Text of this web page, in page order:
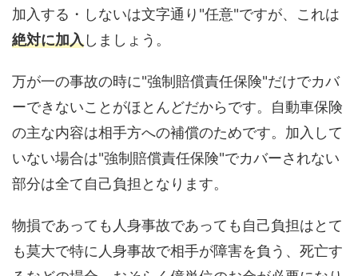
加入する・しないは文字通り"任意"ですが、これは
絶対に加入しましょう。
万が一の事故の時に"強制賠償責任保険"だけでカバ
ーできないことがほとんどだからです。自動車保険
の主な内容は相手方への補償のためです。加入して
いない場合は"強制賠償責任保険"でカバーされない
部分は全て自己負担となります。
物損であっても人身事故であっても自己負担はとて
も莫大で特に人身事故で相手が障害を負う、死亡す